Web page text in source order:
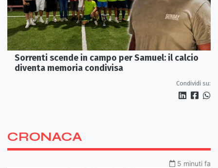
Sorrenti scende in campo per Samuel: il calcio
diventa memoria condivisa
Condividi su:
CRONACA
5 minuti fa